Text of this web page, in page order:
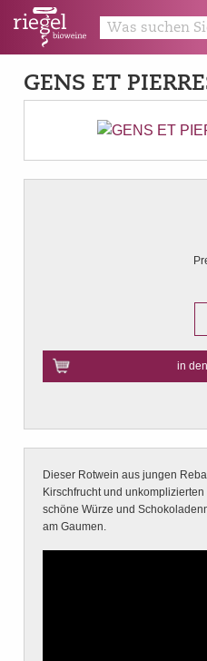
GENS ET
in
Dieser Rotwein aus jungen
Kirschfrucht und
schöne Würze und
am Gaumen.